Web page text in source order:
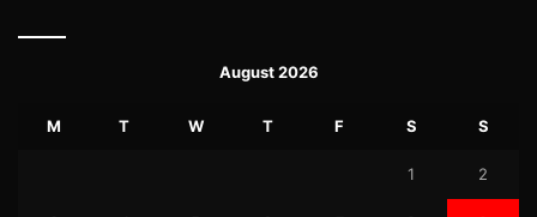
August 2026
M T W T F S S
1 2